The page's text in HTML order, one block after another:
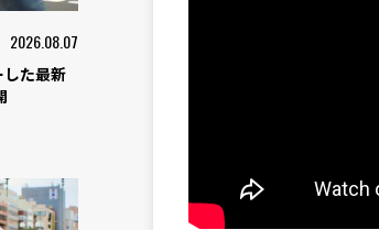
2026.08.07
た最新